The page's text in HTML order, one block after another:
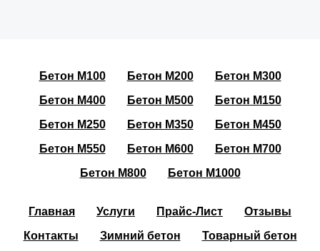
Бетон М100 Бетон М200
Бетон М300
Бетон М400
Бетон М500
Бетон М150
Бетон М250
Бетон М350
Бетон М450
Бетон М550
Бетон М600
Бетон М700
Бетон М800
Бетон М1000
Главная Услуги Прайс-Лист
Отзывы
Контакты
Зимний бетон Товарный бетон